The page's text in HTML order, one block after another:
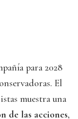
para 2028
El
muestra una
de las acciones,